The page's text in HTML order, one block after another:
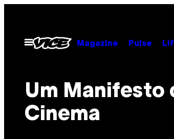
contentOpen
Menu
Magazine Pulse
Um Manifesto
Cinema